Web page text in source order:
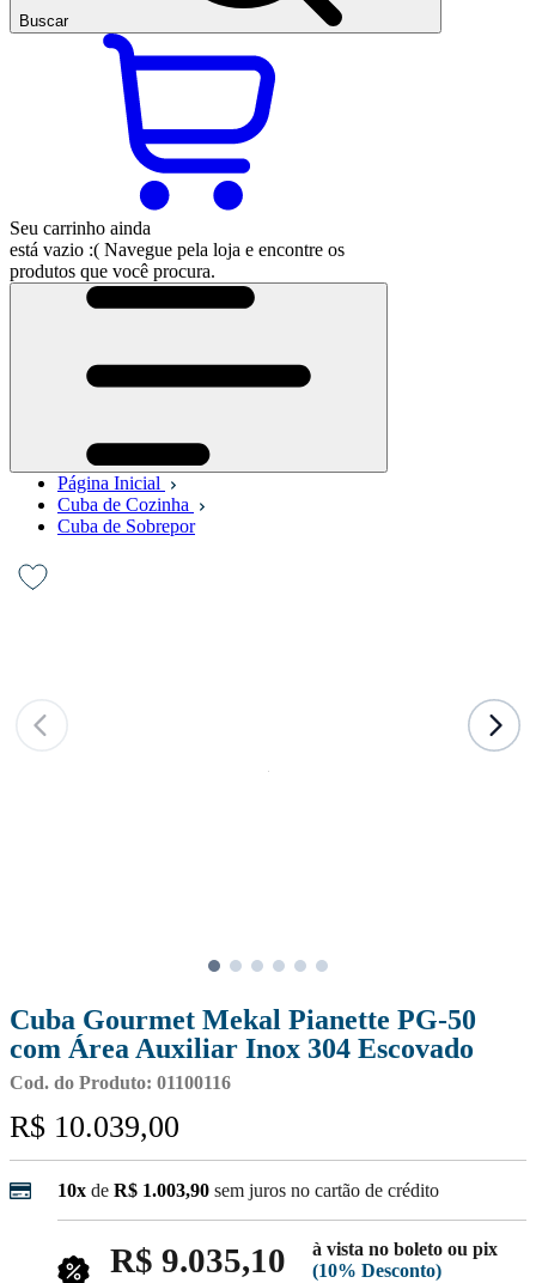
Buscar
Seu carrinho ainda
está vazio :( Navegue pela loja e encontre os
produtos que você procura.
Página Inicial
Cuba de Cozinha
Cuba de Sobrepor
Cuba Gourmet Mekal Pianette PG-50
com Área Auxiliar Inox 304 Escovado
Cod. do Produto: 01100116
R$ 10.039,00
10x de R$ 1.003,90 sem juros no cartão de crédito
R$ 9.035,10
à vista no boleto ou pix
(10% Desconto)